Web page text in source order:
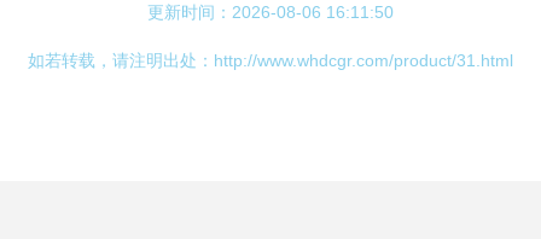
更新时间：2026-08-06 16:11:50
如若转载，请注明出处：http://www.whdcgr.com/product/31.html